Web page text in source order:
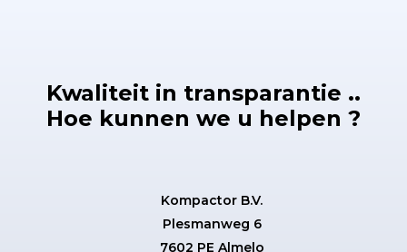
Kwaliteit in transparantie ..
Hoe kunnen we u helpen ?
Kompactor B.V.
Plesmanweg 6
7602 PE Almelo